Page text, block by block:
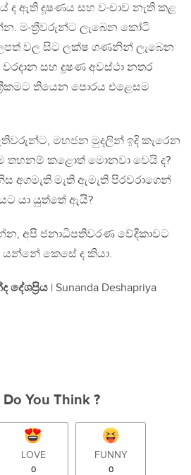
ද ඇති දූෂණය සහ වංචාව නැති කළ
මංත්‍රීවරුන්ට ලැබෙන කෝටි
වල සිට ලක්ෂ ගණනින් ලැබෙන
වරදාන සහ දූෂණ අවස්ථා නතර
තියෙන පොරය එළෙසම
මහජන මුදලින් ඉදි කැරෙන
තහනම් කළොත් මොනවා වෙයි ද?
අගමැති මැති ඇමැති පිරවරාගෙන්
යා යුත්තේ ඇයි?
අපි ජනාධිපතිවරණ වේදිකාවට
කෙසේ ද කියා.
දේශප්‍රිය | Sunanda Deshapriya
You Think ?
LOVE
0
FUNNY
0